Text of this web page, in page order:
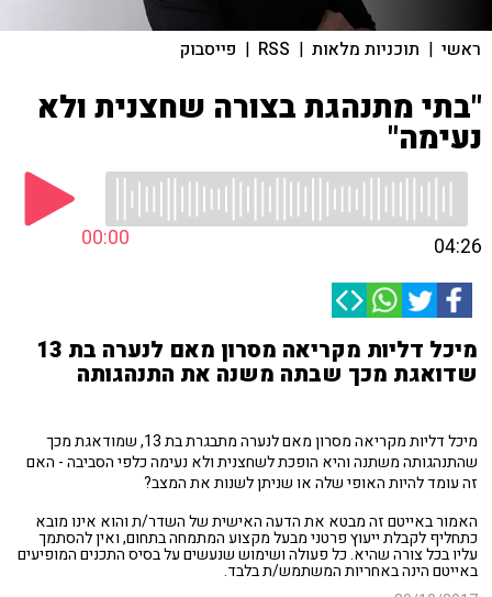
ראשי | תוכניות מלאות |
RSS
| פייסבוק
"בתי מתנהגת בצורה שחצנית ולא
נעימה"
00:00 04:26
מיכל דליות מקריאה מסרון מאם לנערה בת 13
שדואגת מכך שבתה משנה את התנהגותה
מיכל דליות מקריאה מסרון מאם לנערה מתבגרת בת 13, שמודאגת מכך
שהתנהגותה משתנה והיא הופכת לשחצנית ולא נעימה כלפי הסביבה - האם
זה עומד להיות האופי שלה או שניתן לשנות את המצב?
האמור באייטם זה מבטא את הדעה האישית של השדר/ת והוא אינו מובא
כתחליף לקבלת ייעוץ פרטני מבעל מקצוע המתמחה בתחום, ואין להסתמך
עליו בכל צורה שהיא. כל פעולה ושימוש שנעשים על בסיס התכנים המופיעים
באייטם הינה באחריות המשתמש/ת בלבד.